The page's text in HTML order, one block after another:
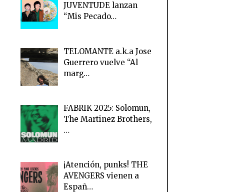
JUVENTUDE lanzan
“Mis Pecado…
TELOMANTE a.k.a Jose
Guerrero vuelve “Al
marg…
FABRIK 2025: Solomun,
The Martinez Brothers,
…
¡Atención, punks! THE
AVENGERS vienen a
Españ…